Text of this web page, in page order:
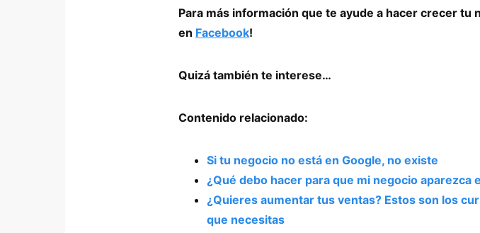
Para más información que te ayude a hacer crecer tu
en Facebook!
Quizá también te interese…
Contenido relacionado:
Si tu negocio no está en Google, no existe
¿Qué debo hacer para que mi negocio aparezca
¿Quieres aumentar tus ventas? Estos son los
que necesitas